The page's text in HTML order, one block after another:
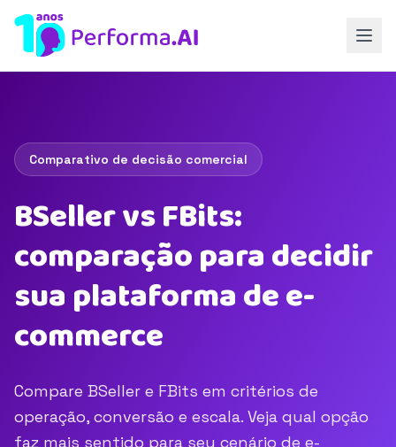
Comparativo de decisão comercial
BSeller vs FBits:
comparação para decidir
sua plataforma de e-
commerce
Compare BSeller e FBits em critérios de
operação, conversão e escala. Veja qual opção
faz mais sentido para seu cenário de e-